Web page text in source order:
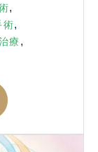
,
術,
療 ,